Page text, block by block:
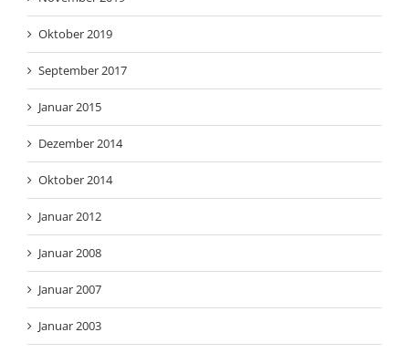
Oktober 2019
September 2017
Januar 2015
Dezember 2014
Oktober 2014
Januar 2012
Januar 2008
Januar 2007
Januar 2003